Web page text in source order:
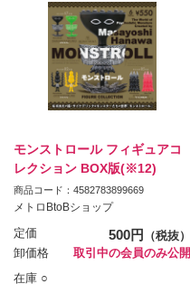
モンストロール フィギュアコ
レクション BOX版(※12)
商品コード：4582783899669
メトロBtoBショップ
定価 500円
（税抜）
卸価格
取引中の会員のみ公開
在庫 ○